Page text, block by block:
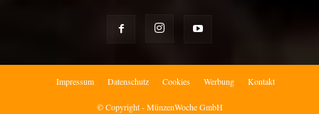
Impressum Datenschutz Cookies Werbung Kontakt
© Copyright - MünzenWoche GmbH